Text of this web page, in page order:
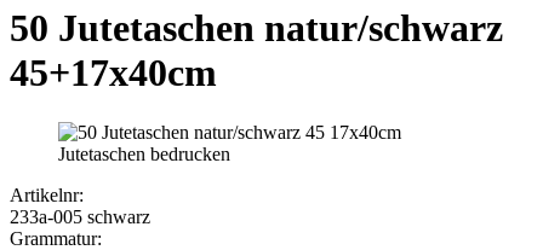
233a-005 schwarz
Grammatur:
Jute 13x13 PSI
VPE *
50 (ausgewählt)
100
Menge